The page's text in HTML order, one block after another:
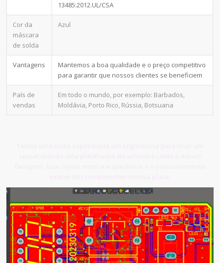
13485:2012.UL/CSA
Cor da
máscara
de solda
Azul
Vantagens
Mantemos a boa qualidade e o preço competitivo
para garantir que nossos clientes se beneficiem
País de
vendas
Em todo o mundo, por exemplo: Barbados,
Moldávia, Porto Rico, Rússia, Botsuana